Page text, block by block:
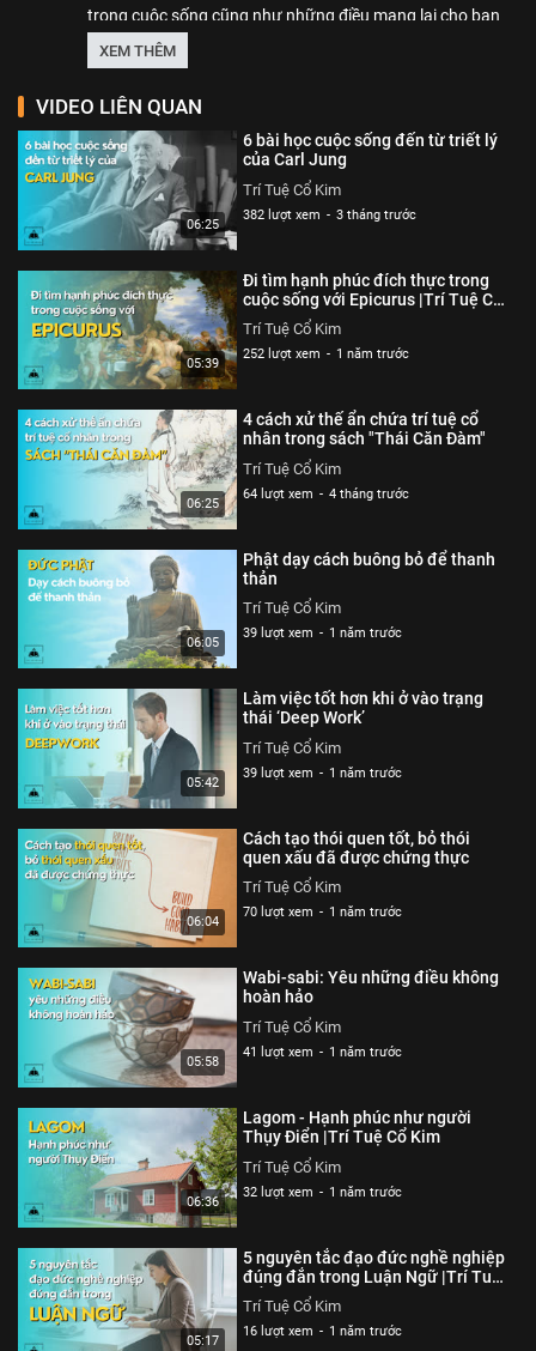
trong cuộc sống cũng như những điều mang lại cho bạn
niềm vui. Sau khi làm như vậy một thời gian và biến nó
thành thói quen, bạn có thể bắt đầu nhận thấy mình bớt
căng thẳng hơn đấy.
Dịch từ nguồn: verywellmind.com
Studio bản quyền: Canva
Thể loại :KIẾN THỨC THÚ VỊ
XEM THÊM
VIDEO LIÊN QUAN
06:25
6 bài học cuộc sống đến từ triết lý
của Carl Jung
Trí Tuệ Cổ Kim
382 lượt xem - 3 tháng trước
05:39
Đi tìm hạnh phúc đích thực trong
cuộc sống với Epicurus |Trí Tuệ Cổ
Kim
Trí Tuệ Cổ Kim
252 lượt xem - 1 năm trước
06:25
4 cách xử thế ẩn chứa trí tuệ cổ
nhân trong sách "Thái Căn Đàm"
Trí Tuệ Cổ Kim
64 lượt xem - 4 tháng trước
06:05
Phật dạy cách buông bỏ để thanh
thản
Trí Tuệ Cổ Kim
39 lượt xem - 1 năm trước
05:42
Làm việc tốt hơn khi ở vào trạng
thái ‘Deep Work’
Trí Tuệ Cổ Kim
39 lượt xem - 1 năm trước
06:04
Cách tạo thói quen tốt, bỏ thói
quen xấu đã được chứng thực
Trí Tuệ Cổ Kim
70 lượt xem - 1 năm trước
05:58
Wabi-sabi: Yêu những điều không
hoàn hảo
Trí Tuệ Cổ Kim
41 lượt xem - 1 năm trước
06:36
Lagom - Hạnh phúc như người
Thụy Điển |Trí Tuệ Cổ Kim
Trí Tuệ Cổ Kim
32 lượt xem - 1 năm trước
05:17
5 nguyên tắc đạo đức nghề nghiệp
đúng đắn trong Luận Ngữ |Trí Tuệ
Cổ Kim
Trí Tuệ Cổ Kim
16 lượt xem - 1 năm trước